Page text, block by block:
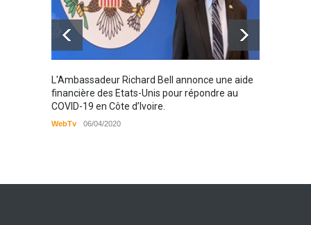
L'Ambassadeur Richard Bell annonce une aide
financière des Etats-Unis pour répondre au
COVID-19 en Côte d’Ivoire.
WebTv 06/04/2020